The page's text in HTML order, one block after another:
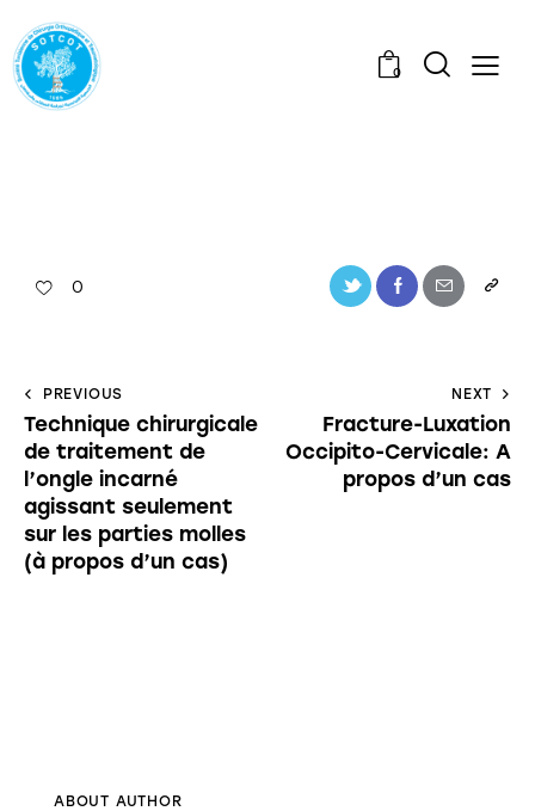
0
0
PREVIOUS
Technique chirurgicale
de traitement de
l’ongle incarné
agissant seulement
sur les parties molles
(à propos d’un cas)
NEXT
Fracture-Luxation
Occipito-Cervicale: A
propos d’un cas
ABOUT AUTHOR